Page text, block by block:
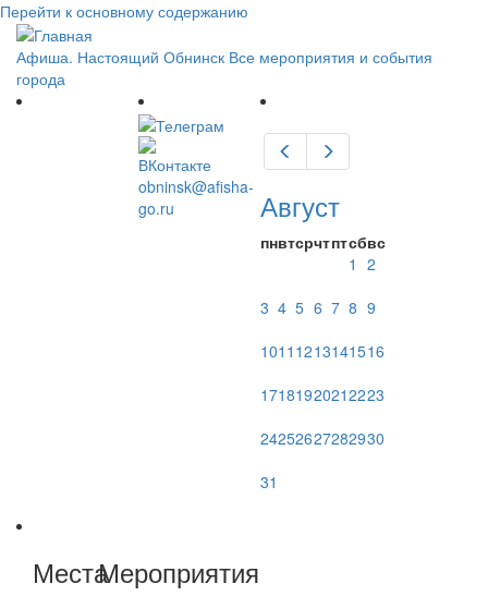
Перейти к основному содержанию
Афиша. Настоящий Обнинск Все мероприятия и события
города
obninsk@afisha-
go.ru
Предыдущий
Август
пнвтсрчтптсбвс
1 2
3 4 5 6 7 8 9
1011 1213141516
17181920212223
24252627282930
31
МестаМероприятия